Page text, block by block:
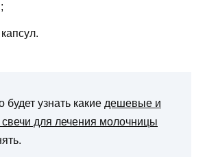
будет узнать какие дешевые и
для лечения молочницы